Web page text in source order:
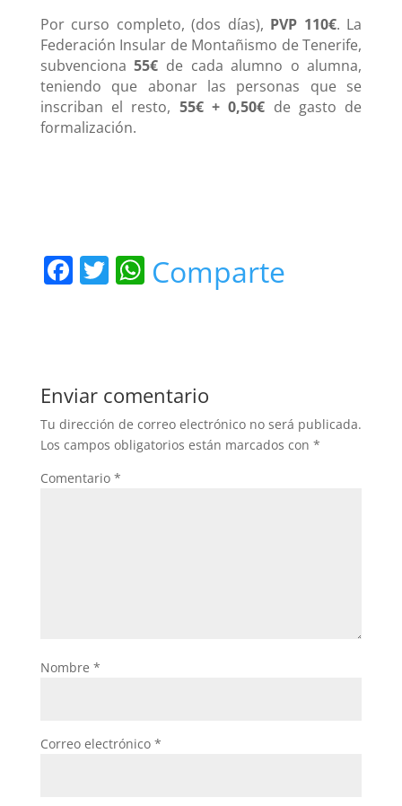
Por curso completo, (dos días), PVP 110€. La
Federación Insular de Montañismo de Tenerife,
subvenciona55€ de cada alumno o alumna,
teniendo que abonar las personas que se
inscriban el resto, 55€ + 0,50€ de gasto de
formalización.
F
b
o
o
k
T W
A
p
p
Comparte
Enviar comentario
Tu dirección de correo electrónico no será publicada.
Los campos obligatorios están marcados con *
Comentario *
Nombre *
Correo electrónico *